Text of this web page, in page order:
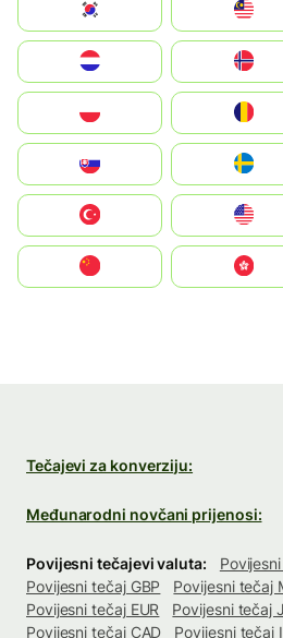
South Korea
United States
中國香港特別行政區
Tečajevi za konverziju:
Međunarodni novčani prijenosi:
Povijesni tečajevi valuta:
Povijesni tečaj GBP
Povijesni tečaj
Povijesni tečaj EUR
Povijesni tečaj
Povijesni tečaj CAD
Povijesni tečaj